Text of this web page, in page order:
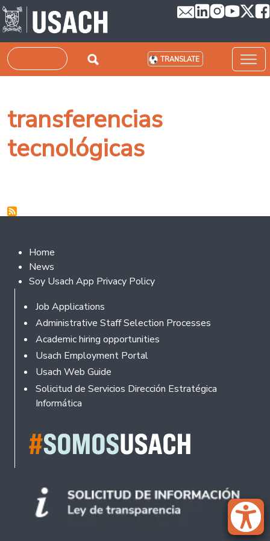
Skip to main content
Search TRANSLATE
transferencias
tecnológicas
Footer 2
Home
News
Soy Usach App Privacy Policy
Footer
Job Applications
Administrative Staff Selection Processes
Academic hiring opportunities
Usach Employment Portal
Usach Web Guide
Solicitud de Servicios Dirección Estratégica
Informática